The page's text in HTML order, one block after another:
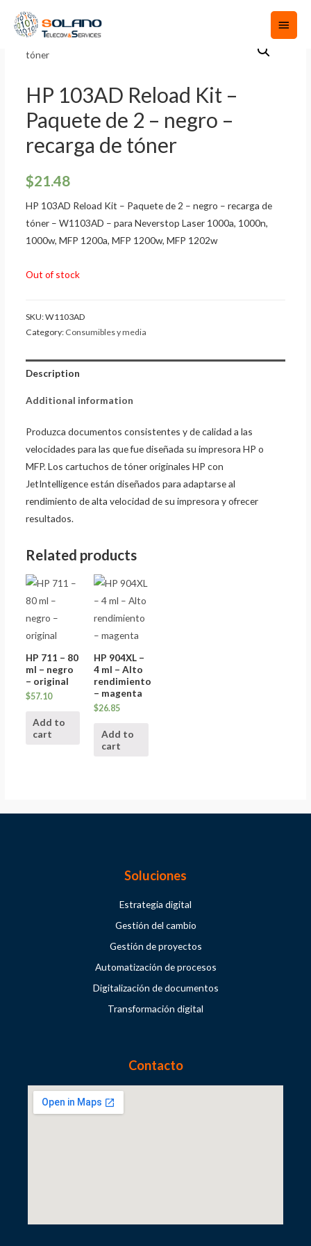
HP 103AD Reload Kit –
Paquete de 2 – negro –
recarga de tóner
$21.48
HP 103AD Reload Kit – Paquete de 2 – negro – recarga de
tóner – W1103AD – para Neverstop Laser 1000a, 1000n,
1000w, MFP 1200a, MFP 1200w, MFP 1202w
Out of stock
SKU:W1103AD
Category: Consumibles y media
Description
Additional information
Produzca documentos consistentes y de calidad a las
velocidades para las que fue diseñada su impresora HP o
MFP. Los cartuchos de tóner originales HP con
JetIntelligence están diseñados para adaptarse al
rendimiento de alta velocidad de su impresora y ofrecer
resultados.
Related products
HP 711 – 80
ml – negro
– original
$57.10
Add to
cart
HP 904XL –
4 ml – Alto
rendimiento
– magenta
$26.85
Add to
cart
Soluciones
Estrategia digital
Gestión del cambio
Gestión de proyectos
Automatización de procesos
Digitalización de documentos
Transformación digital
Contacto